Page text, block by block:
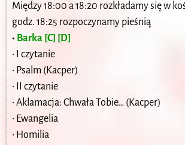
Między 18:00 a 18:20 rozkładamy się w
godz. 18:25 rozpoczynamy pieśnią
• Barka [C] [D]
• I czytanie
• Psalm (Kacper)
• II czytanie
• Aklamacja: Chwała Tobie… (Kacper)
• Ewangelia
• Homilia